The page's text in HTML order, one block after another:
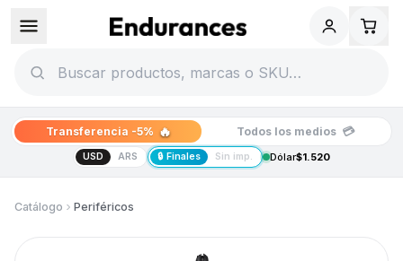
Transferencia -5% 🔥 Todos los medios 💳
USD ARS 🔒 Finales Sin imp. Dólar$1.520
Catálogo Periféricos